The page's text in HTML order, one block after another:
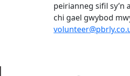
peirianneg sifil
chi gael gwybod